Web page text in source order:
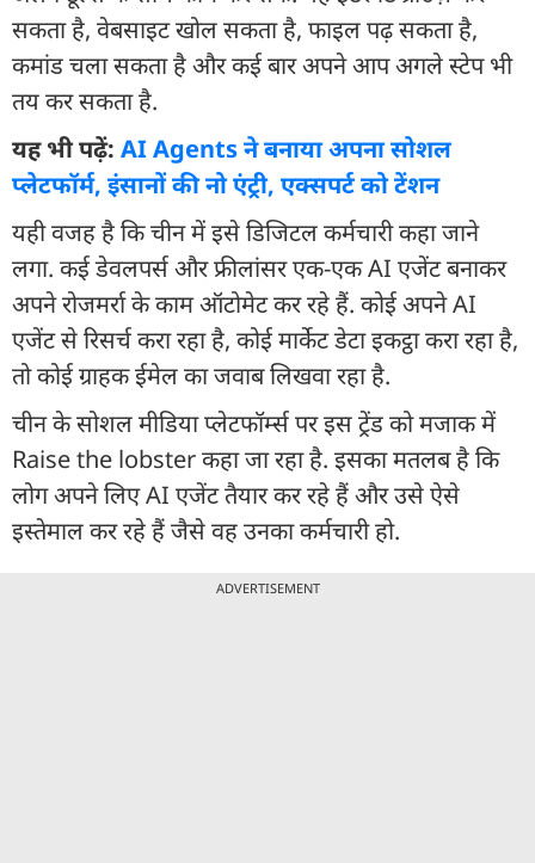
सकता है, वेबसाइट खोल सकता है, फाइल पढ़ सकता है,
कमांड चला सकता है और कई बार अपने आप अगले स्टेप भी
तय कर सकता है.
यह भी पढ़ें: AI Agents ने बनाया अपना सोशल
प्लेटफॉर्म, इंसानों की नो एंट्री, एक्सपर्ट को टेंशन
यही वजह है कि चीन में इसे डिजिटल कर्मचारी कहा जाने
लगा. कई डेवलपर्स और फ्रीलांसर एक-एक AI एजेंट बनाकर
अपने रोजमर्रा के काम ऑटोमेट कर रहे हैं. कोई अपने AI
एजेंट से रिसर्च करा रहा है, कोई मार्केट डेटा इकट्ठा करा रहा है,
तो कोई ग्राहक ईमेल का जवाब लिखवा रहा है.
चीन के सोशल मीडिया प्लेटफॉर्म्स पर इस ट्रेंड को मजाक में
Raise the lobster कहा जा रहा है. इसका मतलब है कि
लोग अपने लिए AI एजेंट तैयार कर रहे हैं और उसे ऐसे
इस्तेमाल कर रहे हैं जैसे वह उनका कर्मचारी हो.
ADVERTISEMENT